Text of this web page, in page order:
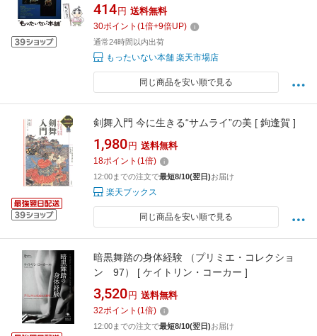
414 円 送料無料
30ポイント (1倍+9倍UP)
通常24時間以内出荷
もったいない本舗 楽天市場店
同じ商品を安い順で見る
剣舞入門 今に生きる“サムライ”の美 [ 鉤逢賀 ]
1,980 円 送料無料
18ポイント (1倍)
12:00までの注文で最短8/10(翌日)お届け
楽天ブックス
同じ商品を安い順で見る
暗黒舞踏の身体経験 （プリミエ・コレクショ
ン 97） [ ケイトリン・コーカー ]
3,520 円 送料無料
32ポイント (1倍)
12:00までの注文で最短8/10(翌日)お届け